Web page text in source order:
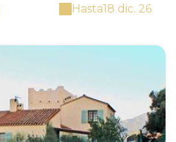
Hasta18 dic. 26